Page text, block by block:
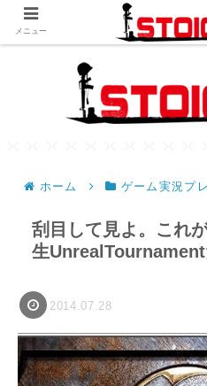
ホーム ゲーム実況プ
刮目して見よ。これ
生UnrealTournament
2014.07.28
メニュー